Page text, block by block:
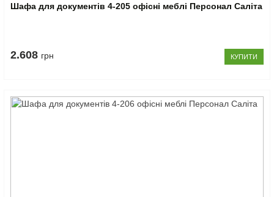
Шафа для документів 4-205 офісні меблі Персонал Саліта
2.608 грн КУПИТИ